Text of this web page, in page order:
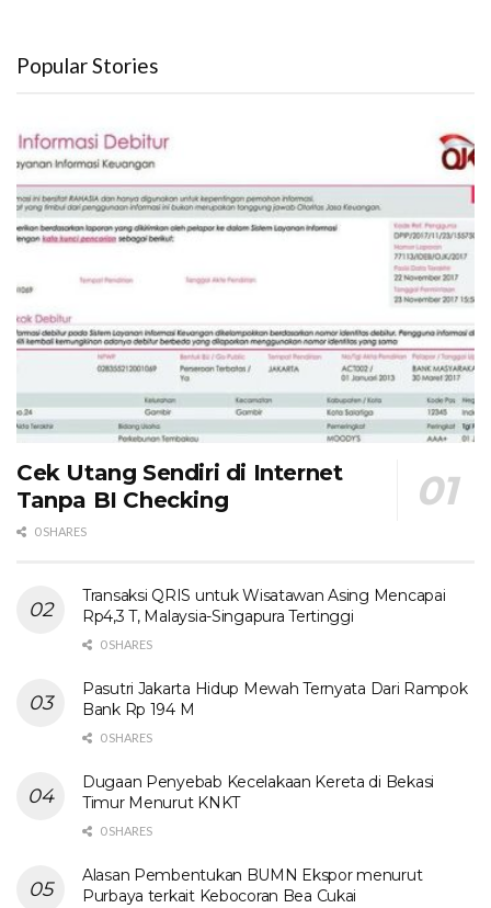
Popular Stories
Cek Utang Sendiri di Internet
Tanpa BI Checking
0 SHARES
Transaksi QRIS untuk Wisatawan Asing Mencapai
Rp4,3 T, Malaysia-Singapura Tertinggi
0 SHARES
Pasutri Jakarta Hidup Mewah Ternyata Dari Rampok
Bank Rp 194 M
0 SHARES
Dugaan Penyebab Kecelakaan Kereta di Bekasi
Timur Menurut KNKT
0 SHARES
Alasan Pembentukan BUMN Ekspor menurut
Purbaya terkait Kebocoran Bea Cukai